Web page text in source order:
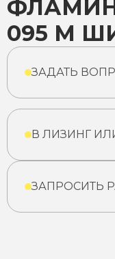
095 М
ЗАДАТЬ
В ЛИЗИНГ
ЗАПРОСИТЬ